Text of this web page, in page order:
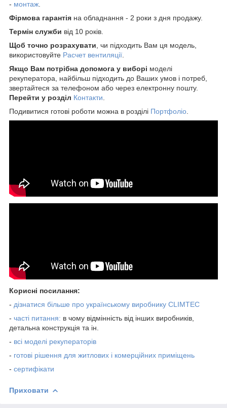
- монтаж
Фірмова гарантія на обладнання - 2 роки з дня продажу.
Термін служби від 10 років.
Щоб точно розрахувати , чи підходить Вам ця модель,
використовуйте Расчет вентиляції
Якщо Вам потрібна допомога у виборі моделі
рекуператора, найбільш підходить до Ваших умов і потреб,
звертайтеся за телефоном або через електронну пошту.
Перейти у розділ Контакти
Подивитися готові роботи можна в розділі Портфоліо
Корисні посилання:
- дізнатися більше про українському виробнику CLIMTEC
- часті питання: в чому відмінність від інших виробників,
детальна конструкція та ін.
- всі моделі рекуператорів
- готові рішення для житлових і комерційних приміщень
- сертифікати
Приховати